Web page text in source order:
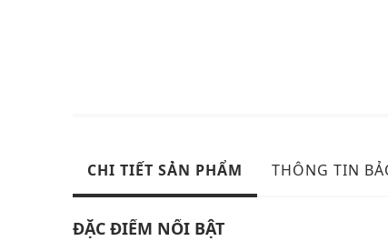
CHI TIẾT SẢN PHẨM THÔNG TIN
ĐẶC ĐIỂM NỔI BẬT